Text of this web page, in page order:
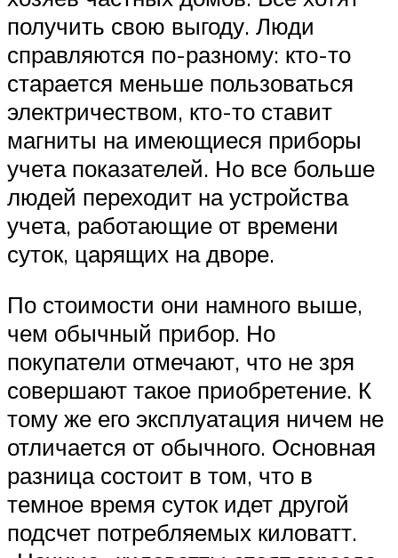
получить свою выгоду. Люди
справляются по-разному: кто-то
старается меньше пользоваться
электричеством, кто-то ставит
магниты на имеющиеся приборы
учета показателей. Но все больше
людей переходит на устройства
учета, работающие от времени
суток, царящих на дворе.
По стоимости они намного выше,
чем обычный прибор. Но
покупатели отмечают, что не зря
совершают такое приобретение. К
тому же его эксплуатация ничем не
отличается от обычного. Основная
разница состоит в том, что в
темное время суток идет другой
подсчет потребляемых киловатт.